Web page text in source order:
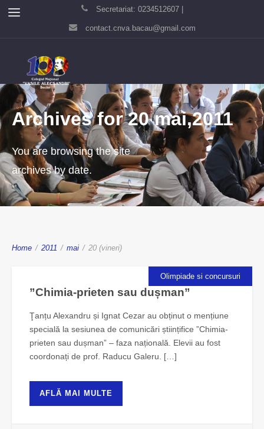
Secretariat: 0234512607 |
contact.cnva.bacau@gmail.com
Archives for 20 mai,2011
You are browsing the site
archives by date.
Home / 2011 / mai / 20 (vineri)
Olimpiade si concursuri
”Chimia-prieten sau dușman”
Ţanțu Alexandru și Ignat Cezar au obținut o mențiune
specială la sesiunea de comunicări științifice ”Chimia-
prieten sau dușman” – faza națională. Elevii au fost
coordonați de prof. Raducu Galeru. […]
AFLĂ MAI MULTE